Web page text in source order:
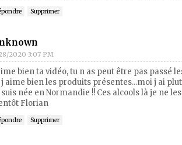
Supprimer
2020 3:07 PM
bien ta vidéo, tu n as peut être pas passé
j aime bien les produits présentes...moi j ai
suis née en Normandie !! Ces alcools là je ne
Florian
Supprimer